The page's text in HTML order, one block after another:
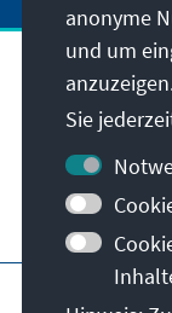
Anschrift
Kontakt
Besuchen Sie
Hauptseite der
anonyme
und um
Sie